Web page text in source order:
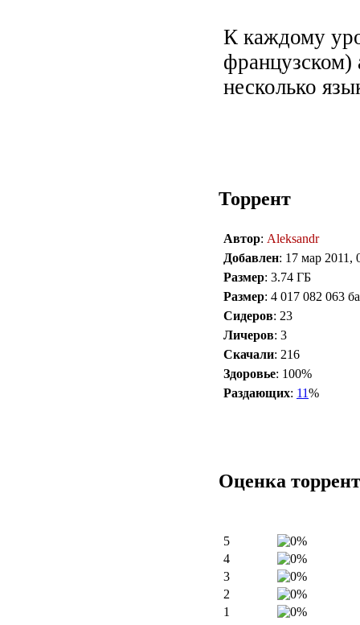
К каждому
французском)
несколько
Торрент
Автор: Aleksandr
Добавлен: 17 мар 2011,
Размер: 3.74 ГБ
Размер: 4 017 082 063
Сидеров: 23
Личеров: 3
Скачали: 216
Здоровье: 100%
Раздающих: 11%
Оценка
5
4
3
2
1